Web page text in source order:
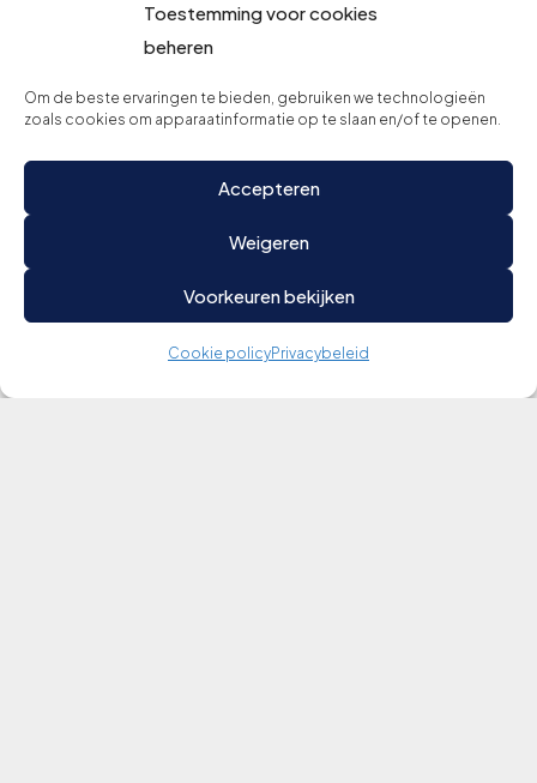
Toestemming voor cookies
beheren
Om de beste ervaringen te bieden, gebruiken we technologieën
zoals cookies om apparaatinformatie op te slaan en/of te openen.
Accepteren
Weigeren
Voorkeuren bekijken
Cookie policyPrivacybeleid